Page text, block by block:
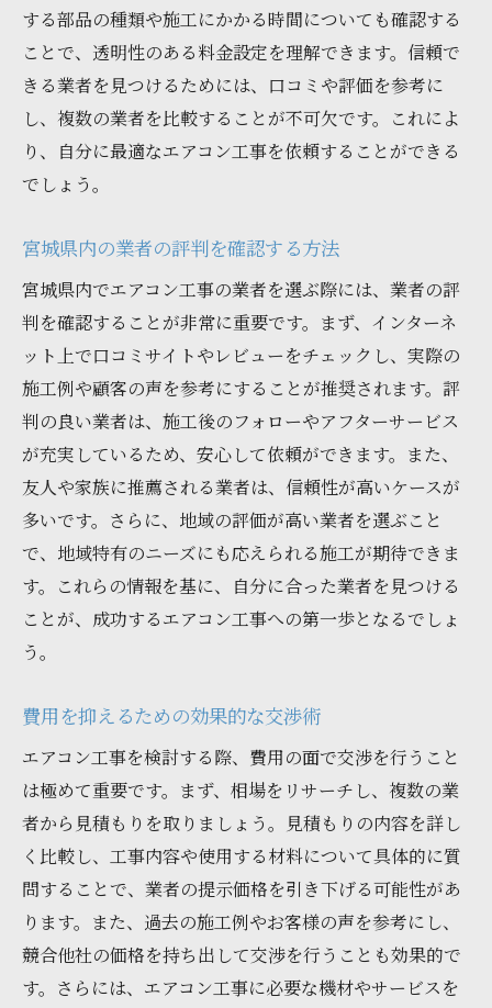
する部品の種類や施工にかかる時間についても確認する
ことで、透明性のある料金設定を理解できます。信頼で
きる業者を見つけるためには、口コミや評価を参考に
し、複数の業者を比較することが不可欠です。これによ
り、自分に最適なエアコン工事を依頼することができる
でしょう。
宮城県内の業者の評判を確認する方法
宮城県内でエアコン工事の業者を選ぶ際には、業者の評
判を確認することが非常に重要です。まず、インターネ
ット上で口コミサイトやレビューをチェックし、実際の
施工例や顧客の声を参考にすることが推奨されます。評
判の良い業者は、施工後のフォローやアフターサービス
が充実しているため、安心して依頼ができます。また、
友人や家族に推薦される業者は、信頼性が高いケースが
多いです。さらに、地域の評価が高い業者を選ぶこと
で、地域特有のニーズにも応えられる施工が期待できま
す。これらの情報を基に、自分に合った業者を見つける
ことが、成功するエアコン工事への第一歩となるでしょ
う。
費用を抑えるための効果的な交渉術
エアコン工事を検討する際、費用の面で交渉を行うこと
は極めて重要です。まず、相場をリサーチし、複数の業
者から見積もりを取りましょう。見積もりの内容を詳し
く比較し、工事内容や使用する材料について具体的に質
問することで、業者の提示価格を引き下げる可能性があ
ります。また、過去の施工例やお客様の声を参考にし、
競合他社の価格を持ち出して交渉を行うことも効果的で
す。さらには、エアコン工事に必要な機材やサービスを